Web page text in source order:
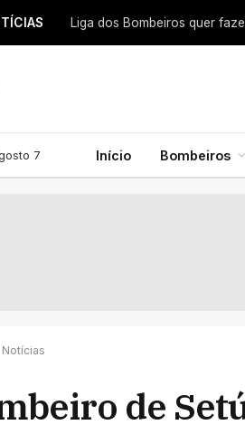
7 Início Bombeiros
Notícias
de